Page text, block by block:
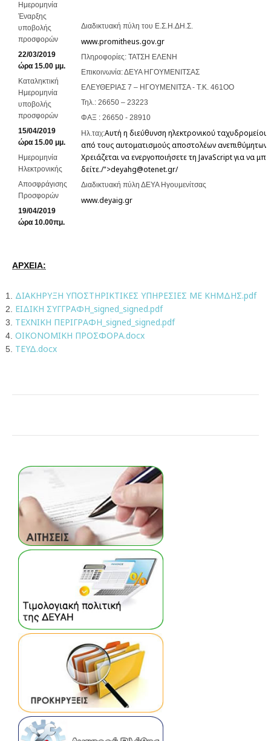
Ημερομηνία
Έναρξης
υποβολής
προσφορών
22/03/2019
ώρα 15.00 μμ.
Καταληκτική
Ημερομηνία
υποβολής
προσφορών
15/04/2019
ώρα 15.00 μμ.
Ημερομηνία
Ηλεκτρονικής
Αποσφράγισης
Προσφορών
19/04/2019
ώρα 10.00πμ.
Διαδικτυακή πύλη του Ε.Σ.Η.ΔΗ.Σ.
www.promitheus.gov.gr
Πληροφορίες: ΤΑΤΣΗ ΕΛΕΝΗ
Επικοινωνία: ΔΕΥΑ ΗΓΟΥΜΕΝΙΤΣΑΣ
ΕΛΕΥΘΕΡΙΑΣ 7 – ΗΓΟΥΜΕΝΙΤΣΑ - T.K. 461ΟΟ
Τηλ.: 26650 – 23223
ΦΑΞ : 26650 - 28910
Ηλ.ταχ:Αυτή η διεύθυνση ηλεκτρονικού
από τους αυτοματισμούς αποστολέων ανεπιθύμητων
Χρειάζεται να ενεργοποιήσετε τη JavaScript για να
δείτε./">deyahg@otenet.gr/
Διαδικτυακή πύλη ΔΕΥΑ Ηγουμενίτσας
www.deyaig.gr
ΑΡΧΕΙΑ:
ΔΙΑΚΗΡΥΞΗ ΥΠΟΣΤΗΡΙΚΤΙΚΕΣ ΥΠΗΡΕΣΙΕΣ ME ΚΗΜΔΗΣ.pdf
ΕΙΔΙΚΗ ΣΥΓΓΡΑΦΗ_signed_signed.pdf
ΤΕΧΝΙΚΗ ΠΕΡΙΓΡΑΦΗ_signed_signed.pdf
ΟΙΚΟΝΟΜΙΚΗ ΠΡΟΣΦΟΡΑ.docx
ΤΕΥΔ.docx